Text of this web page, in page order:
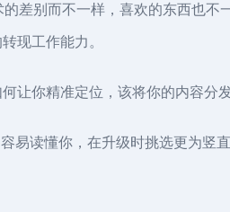
差别而不一样，喜欢的东西也不
现工作能力。
让你精准定位，该将你的内容分
易读懂你，在升级时挑选更为竖